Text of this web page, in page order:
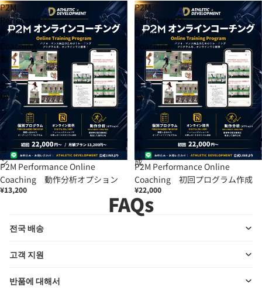
P2M
Performance
Online
Coaching
動
作
分
析
オ
プ
シ
ョ
ン
P2M Performance Online
Coaching 動作分析オプション
¥13,200
P2M
Performance
Online
Coaching
初
回
プ
ロ
グ
ラ
ム
作
成
P2M Performance Online
Coaching 初回プログラム作成
¥22,000
FAQs
전국 배송
고객 지원
반품에 대해서